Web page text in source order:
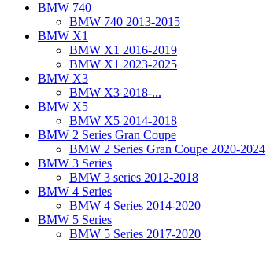
BMW 740
BMW 740 2013-2015
BMW X1
BMW X1 2016-2019
BMW X1 2023-2025
BMW X3
BMW X3 2018-...
BMW X5
BMW X5 2014-2018
BMW 2 Series Gran Coupe
BMW 2 Series Gran Coupe 2020-2024
BMW 3 Series
BMW 3 series 2012-2018
BMW 4 Series
BMW 4 Series 2014-2020
BMW 5 Series
BMW 5 Series 2017-2020